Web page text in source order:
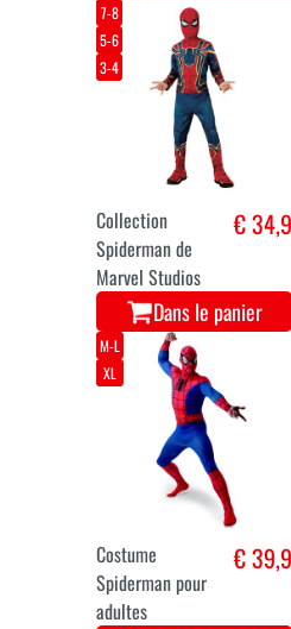
7-8
5-6
3-4
Collection
Spiderman de
Marvel Studios
€ 34,9
Dans le panier
M-L
XL
Costume
Spiderman pour
adultes
€ 39,9